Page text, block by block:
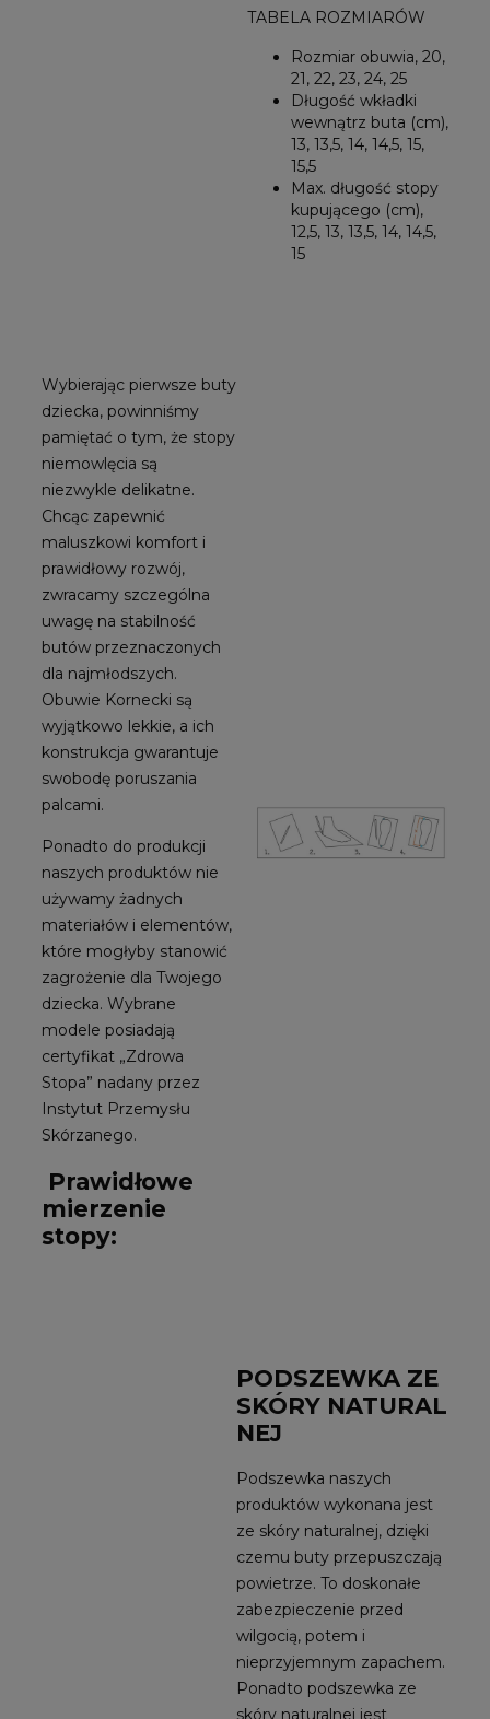
TABELA ROZMIARÓW
Rozmiar obuwia, 20,
21, 22, 23, 24, 25
Długość wkładki
wewnątrz buta (cm),
13, 13,5, 14, 14,5, 15,
15,5
Max. długość stopy
kupującego (cm),
12,5, 13, 13,5, 14, 14,5,
15
Wybierając pierwsze buty
dziecka, powinniśmy
pamiętać o tym, że stopy
niemowlęcia są
niezwykle delikatne.
Chcąc zapewnić
maluszkowi komfort i
prawidłowy rozwój,
zwracamy szczególna
uwagę na stabilność
butów przeznaczonych
dla najmłodszych.
Obuwie Kornecki są
wyjątkowo lekkie, a ich
konstrukcja gwarantuje
swobodę poruszania
palcami.
Ponadto do produkcji
naszych produktów nie
używamy żadnych
materiałów i elementów,
które mogłyby stanowić
zagrożenie dla Twojego
dziecka. Wybrane
modele posiadają
certyfikat „Zdrowa
Stopa” nadany przez
Instytut Przemysłu
Skórzanego.
Prawidłowe
mierzenie
stopy:
PODSZEWKA ZE
SKÓRY NATURAL
NEJ
Podszewka naszych
produktów wykonana jest
ze skóry naturalnej, dzięki
czemu buty przepuszczają
powietrze. To doskonałe
zabezpieczenie przed
wilgocią, potem i
nieprzyjemnym zapachem.
Ponadto podszewka ze
skóry naturalnej jest